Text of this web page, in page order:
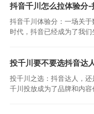
抖音千川怎么拉体验分
抖音千川体验分：一场关
时代，抖音已经成为了我
投千川要不要选抖音达
投千川之选：抖音达人，
千川投放成为了品牌和内